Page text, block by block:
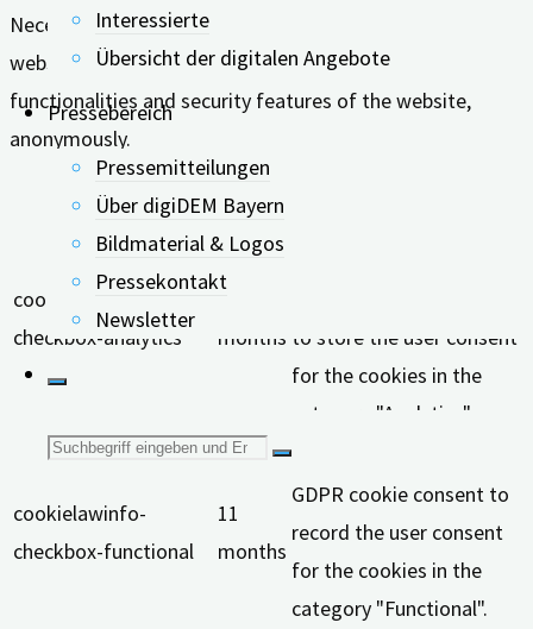
Interessierte
Übersicht der digitalen Angebote
Pressebereich
Pressemitteilungen
Über digiDEM Bayern
Bildmaterial & Logos
Pressekontakt
Newsletter
Suche
nach:
Necessary cookies are absolutely essential for the
website to function properly. These cookies ensure basic
functionalities and security features of the website,
anonymously.
Keks
Dauer
cookielawinfo-
checkbox-analytics
months to store the user consent
for the cookies in the
category "Analytics".
cookielawinfo-
checkbox-functional
11
months
GDPR cookie consent to
record the user consent
for the cookies in the
category "Functional".